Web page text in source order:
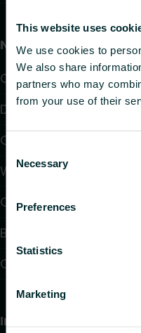
This website uses
We use cookies to
We also share
partners who may
from your use of their
Consent
Selection
Necessary
Preferences
Statistics
Marketing
Nuttige links
Oplossingen
Downloads
Ondersteuning
Waar te Kopen
Over ons
Blogartikelen
Contact
Information